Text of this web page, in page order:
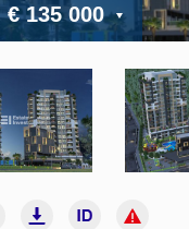
€ 135 000